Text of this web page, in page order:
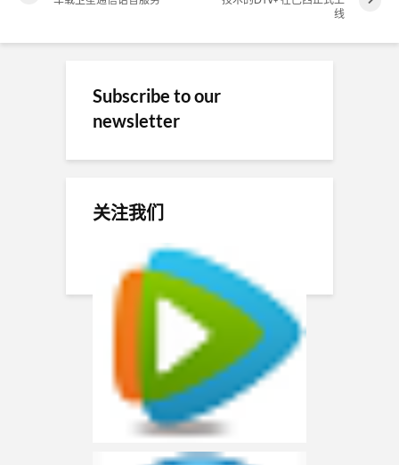
线
Subscribe to our
newsletter
关注我们